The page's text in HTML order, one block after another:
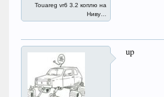
Touareg vr6 3.2 коплю на
Ниву…
up